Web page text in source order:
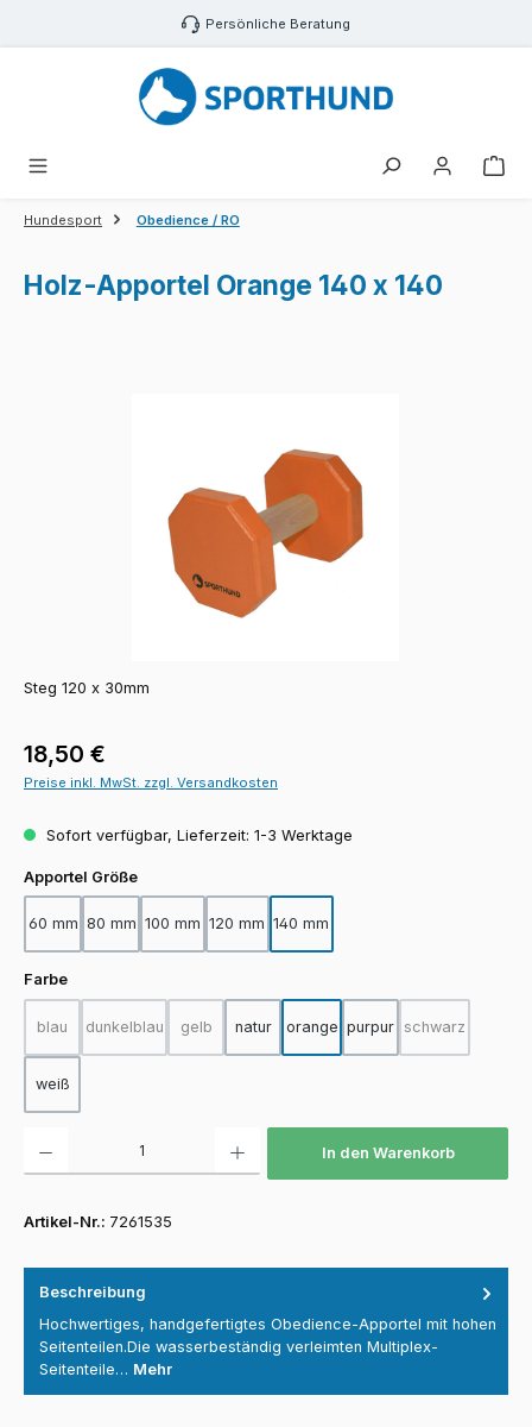
Zum Hauptinhalt springen Persönliche Beratung
Hundesport Obedience / RO
Holz-Apportel Orange 140 x 140
Steg 120 x 30mm
Regulärer Preis:
18,50 €
Preise inkl. MwSt. zzgl. Versandkosten
Sofort verfügbar, Lieferzeit: 1-3 Werktage
Apportel Größeauswählen
60 mm 80 mm 100 mm 120 mm 140 mm
Farbeauswählen
blau
(Diese Option ist zurzeit nicht verfügbar.)
dunkelblau
(Diese Option ist zurzeit nicht verfügbar.)
gelb
(Diese Option ist zurzeit nicht verfügbar.)
natur orange purpur schwarz
(Diese Option
weiß
In den Warenkorb
Artikel-Nr.: 7261535
Beschreibung
Hochwertiges, handgefertigtes Obedience-Apportel mit hohen
Seitenteilen.Die wasserbeständig verleimten Multiplex-
Seitenteile… Mehr